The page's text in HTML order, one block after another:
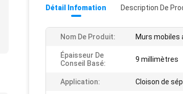
Détail Infomation Description De
Nom De Produit: Murs mobiles
Épaisseur De
Conseil Basé:
9 millimètres
Application: Cloison de